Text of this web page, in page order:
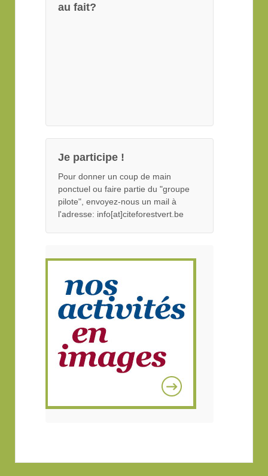
au fait?
Je participe !
Pour donner un coup de main
ponctuel ou faire partie du "groupe
pilote", envoyez-nous un mail à
l'adresse: info[at]citeforestvert.be